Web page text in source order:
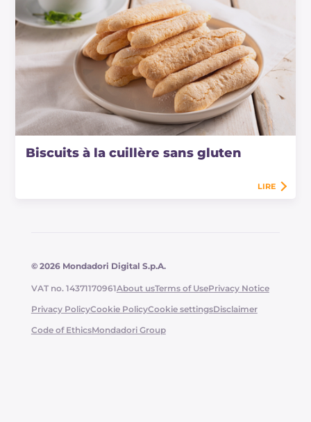
Biscuits à la cuillère sans gluten
LIRE
© 2026 Mondadori Digital S.p.A.
VAT no. 14371170961About usTerms of UsePrivacy Notice
Privacy PolicyCookie PolicyCookie settingsDisclaimer
Code of EthicsMondadori Group